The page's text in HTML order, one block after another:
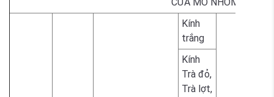
Kính
trắng
Kính
Trà đỏ,
Trà lợt,